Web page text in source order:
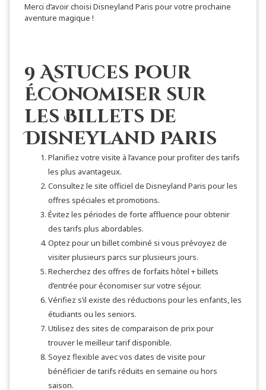
Merci d’avoir choisi Disneyland Paris pour votre prochaine
aventure magique !
9 Astuces pour
Économiser sur
les Billets de
Disneyland Paris
Planifiez votre visite à l’avance pour profiter des tarifs
les plus avantageux.
Consultez le site officiel de Disneyland Paris pour les
offres spéciales et promotions.
Évitez les périodes de forte affluence pour obtenir
des tarifs plus abordables.
Optez pour un billet combiné si vous prévoyez de
visiter plusieurs parcs sur plusieurs jours.
Recherchez des offres de forfaits hôtel + billets
d’entrée pour économiser sur votre séjour.
Vérifiez s’il existe des réductions pour les enfants, les
étudiants ou les seniors.
Utilisez des sites de comparaison de prix pour
trouver le meilleur tarif disponible.
Soyez flexible avec vos dates de visite pour
bénéficier de tarifs réduits en semaine ou hors
saison.